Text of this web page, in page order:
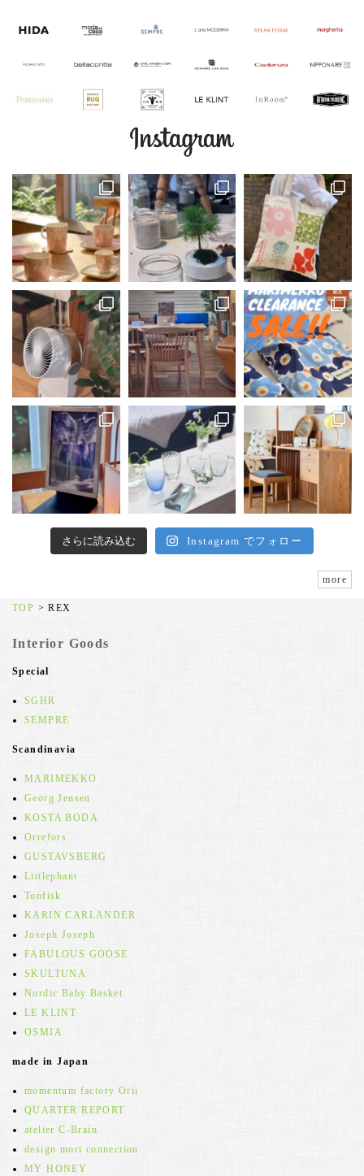
さらに読み込む Instagram でフォロー
more
TOP >REX
Interior Goods
Special
SGHR
SEMPRE
Scandinavia
MARIMEKKO
Georg Jensen
KOSTA BODA
Orrefors
GUSTAVSBERG
Littlephant
Tonfisk
KARIN CARLANDER
Joseph Joseph
FABULOUS GOOSE
SKULTUNA
Nordic Baby Basket
LE KLINT
OSMIA
made in Japan
momentum factory Orii
QUARTER REPORT
atelier C-Brain
design mori connection
MY HONEY